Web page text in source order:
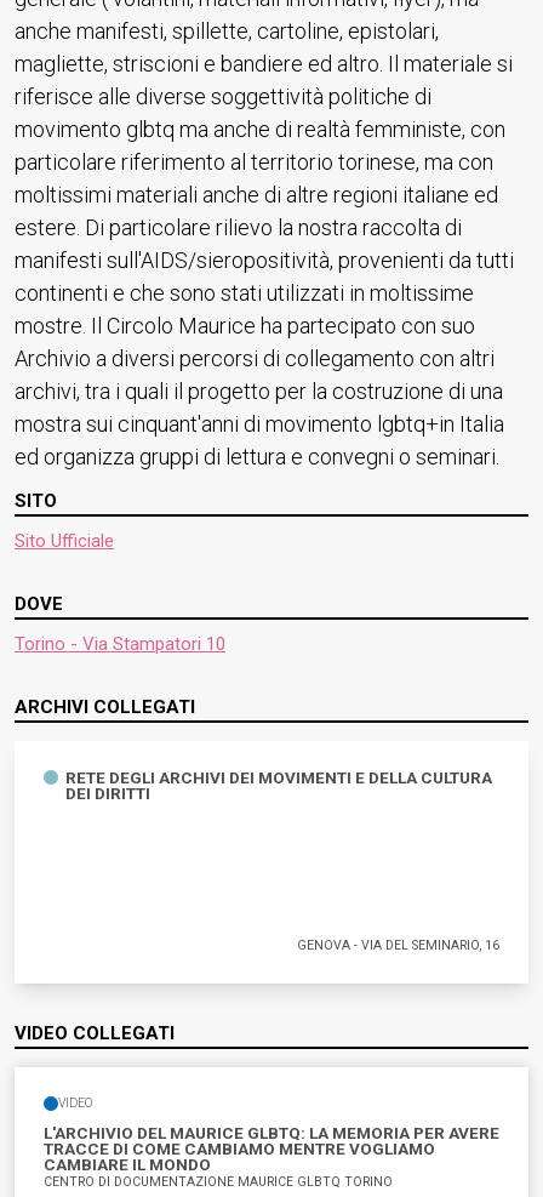
SITO
Sito Ufficiale
DOVE
Torino - Via Stampatori 10
ARCHIVI COLLEGATI
RETE DEGLI ARCHIVI DEI MOVIMENTI E DELLA CULTURA
DEI DIRITTI
GENOVA - VIA DEL SEMINARIO, 16
VIDEO COLLEGATI
VIDEO
L'ARCHIVIO DEL MAURICE GLBTQ: LA MEMORIA PER AVERE
TRACCE DI COME CAMBIAMO MENTRE VOGLIAMO
CAMBIARE IL MONDO
CENTRO DI DOCUMENTAZIONE MAURICE GLBTQ TORINO
anche manifesti, spillette, cartoline, epistolari,
magliette, striscioni e bandiere ed altro. Il materiale si
riferisce alle diverse soggettività politiche di
movimento glbtq ma anche di realtà femministe, con
particolare riferimento al territorio torinese, ma con
moltissimi materiali anche di altre regioni italiane ed
estere. Di particolare rilievo la nostra raccolta di
manifesti sull'AIDS/sieropositività, provenienti da tutti
continenti e che sono stati utilizzati in moltissime
mostre. Il Circolo Maurice ha partecipato con suo
Archivio a diversi percorsi di collegamento con altri
archivi, tra i quali il progetto per la costruzione di una
mostra sui cinquant'anni di movimento lgbtq+in Italia
ed organizza gruppi di lettura e convegni o seminari.